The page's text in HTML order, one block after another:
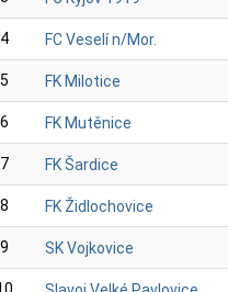
4 FC Veselí n/Mor.
5 FK Milotice
6 FK Mutěnice
7 FK Šardice
8 FK Židlochovice
9 SK Vojkovice